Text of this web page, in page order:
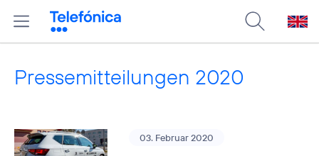
Pressemitteilungen 2020
03. Februar 2020